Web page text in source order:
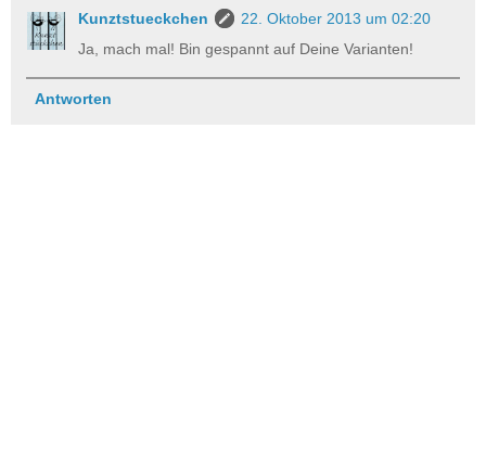
Kunztstueckchen
22. Oktober 2013 um 02:20
Ja, mach mal! Bin gespannt auf Deine Varianten!
Antworten